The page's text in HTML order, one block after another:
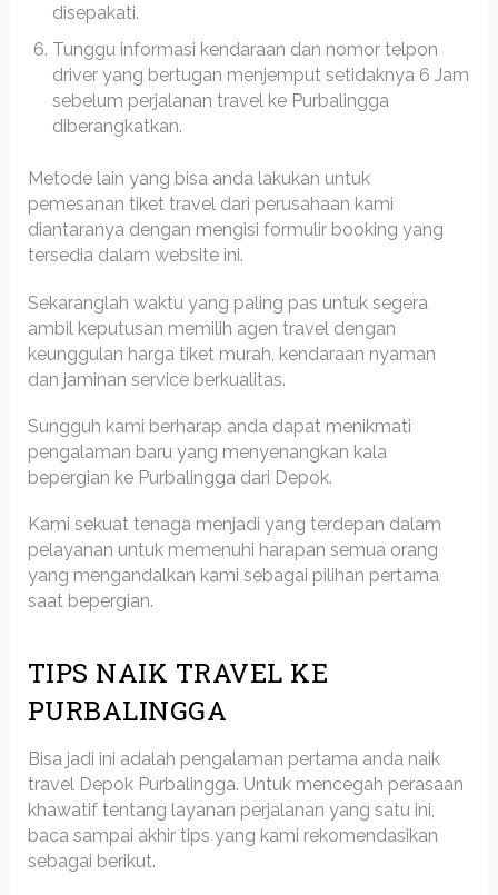
disepakati.
Tunggu informasi kendaraan dan nomor telpon
driver yang bertugan menjemput setidaknya 6 Jam
sebelum perjalanan travel ke Purbalingga
diberangkatkan.
Metode lain yang bisa anda lakukan untuk
pemesanan tiket travel dari perusahaan kami
diantaranya dengan mengisi formulir booking yang
tersedia dalam website ini.
Sekaranglah waktu yang paling pas untuk segera
ambil keputusan memilih agen travel dengan
keunggulan harga tiket murah, kendaraan nyaman
dan jaminan service berkualitas.
Sungguh kami berharap anda dapat menikmati
pengalaman baru yang menyenangkan kala
bepergian ke Purbalingga dari Depok.
Kami sekuat tenaga menjadi yang terdepan dalam
pelayanan untuk memenuhi harapan semua orang
yang mengandalkan kami sebagai pilihan pertama
saat bepergian.
TIPS NAIK TRAVEL KE
PURBALINGGA
Bisa jadi ini adalah pengalaman pertama anda naik
travel Depok Purbalingga. Untuk mencegah perasaan
khawatif tentang layanan perjalanan yang satu ini,
baca sampai akhir tips yang kami rekomendasikan
sebagai berikut.